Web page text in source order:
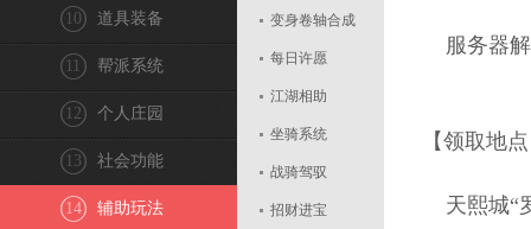
道具装备
10
帮派系统
11
个人庄园
12
社会功能
13
辅助玩法
14
变身卷轴合成
每日许愿
江湖相助
坐骑系统
战骑驾驭
招财进宝
服务器解
【领取地
天熙城“